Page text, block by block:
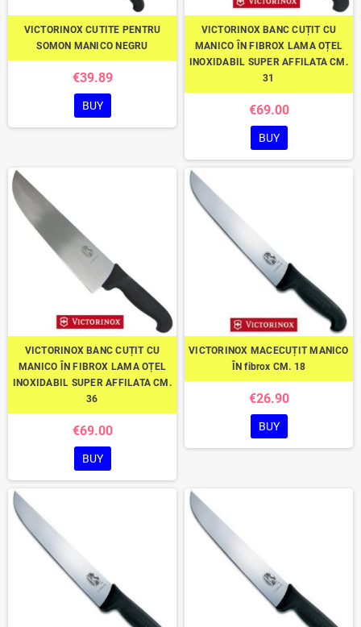
VICTORINOX CUTITE PENTRU
SOMON MANICO NEGRU
€39.89
BUY
VICTORINOX BANC CUȚIT CU
MANICO ÎN FIBROX LAMA OȚEL
INOXIDABIL SUPER AFFILATA CM.
31
€69.00
BUY
VICTORINOX BANC CUȚIT CU
MANICO ÎN FIBROX LAMA OȚEL
INOXIDABIL SUPER AFFILATA CM.
36
€69.00
BUY
VICTORINOX MACECUȚIT MANICO
ÎN fibrox CM. 18
€26.90
BUY